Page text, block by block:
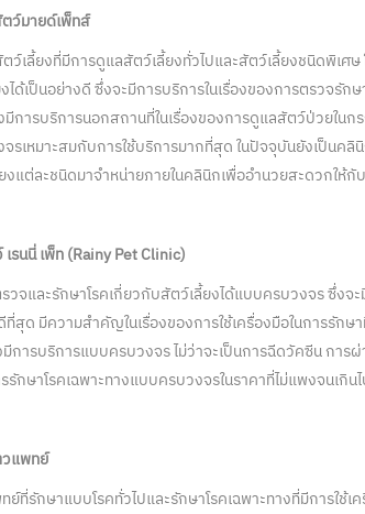
ว์มายด์เพ็ทส์
เลี้ยงที่มีการดูแลสัตว์เลี้ยงทั่วไปและสัตว์เลี้ยงชนิดพิเศษ
ด้เป็นอย่างดี ซึ่งจะมีการบริการในเรื่องของการตรวจรัก
การบริการนอกสถานที่ในเรื่องของการดูแลสัตว์ป่วยใน
รเหมาะสมกับการใช้บริการมากที่สุด ในปัจจุบันยังเป็นค
งแต่ละชนิดมาจำหน่ายภายในคลินิกเพื่ออำนวยสะดวกให้
รนนี่ เพ็ท (Rainy Pet Clinic)
วจและรักษาโรคเกี่ยวกับสัตว์เลี้ยงได้แบบครบวงจร ซึ่งจ
ที่สุด มีความสำคัญในเรื่องของการใช้เครื่องมือในการรั
การบริการแบบครบวงจร ไม่ว่าจะเป็นการฉีดวัคซีน การ
กษาโรคเฉพาะทางแบบครบวงจรในราคาที่ไม่แพงจนเกิน
แพทย์
ที่รักษาแบบโรคทั่วไปและรักษาโรคเฉพาะทางที่มีการใช้เ